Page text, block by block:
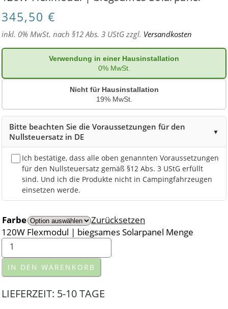
345,50 €
inkl. 0% MwSt. nach §12 Abs. 3 UStG zzgl. Versandkosten
Verwendung in einer Hausinstallation
0% MwSt.
Nicht für Hausinstallation
19% MwSt.
Bitte beachten Sie die Voraussetzungen für den
Nullsteuersatz in DE
▼
Ich bestätige, dass alle oben genannten Voraussetzungen
für den Nullsteuersatz gemäß §12 Abs. 3 UStG erfüllt
sind. Und ich die Produkte nicht in Campingfahrzeugen
einsetzen werde.
Farbe
Zurücksetzen
120W Flexmodul | biegsames Solarpanel Menge
IN DEN WARENKORB
LIEFERZEIT: 5-10 TAGE